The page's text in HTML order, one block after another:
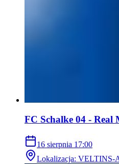
FC Schalke 04 - Real
16 sierpnia 17:00
Lokalizacja: VELTINS-